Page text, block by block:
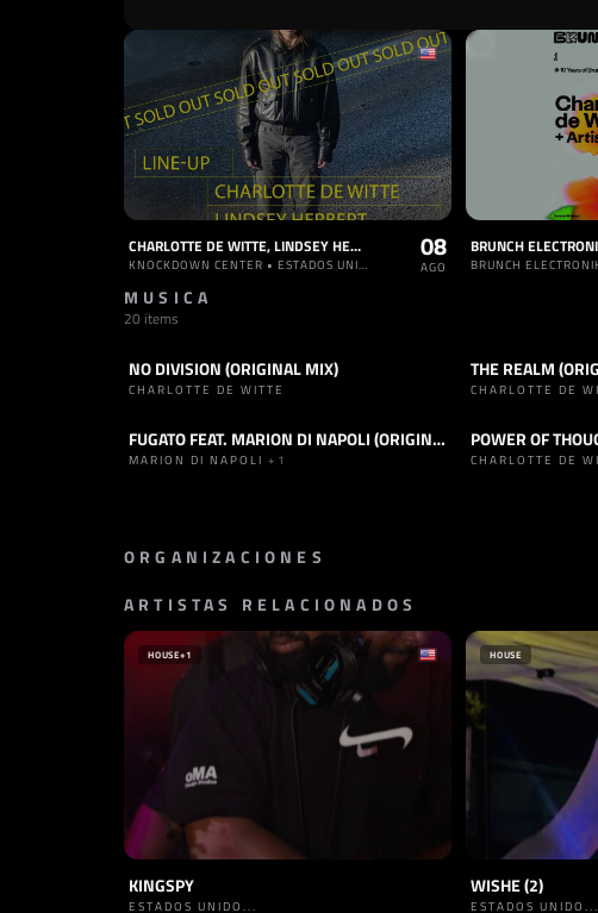
CHARLOTTE DE WITTE, LINDSEY HERBERT, MOS
KNOCKDOWN CENTER • ESTADOS UNIDOS
08
AGO
MUSICA
20 items
TRACK TECHNO
NO DIVISION (ORIGINAL MIX)
CHARLOTTE DE WITTE
TRACK TECHNO
THE REALM
CHARLOTTE DE
TRACK TECHNO FUGATO FEAT. MARION DI NAPOLI (ORIGINAL MIX)
MARION DI NAPOLI +1
TRACK TECHNO
POWER OF
CHARLOTTE DE
ORGANIZACIONES
PROMOTOR
KNTXT
BÉLGICA
ARTISTAS RELACIONADOS
HOUSE+1
KINGSPY
ESTADOS UNIDO...
HOUSE
WISHE (2)
ESTADOS UNIDO...